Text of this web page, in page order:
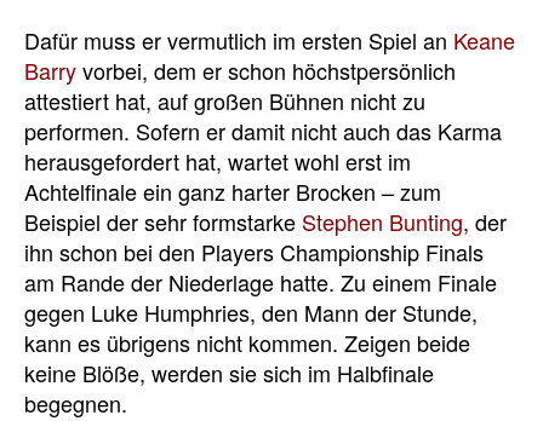
Dafür muss er vermutlich im ersten Spiel an Keane
Barryvorbei, dem er schon höchstpersönlich
attestiert hat, auf großen Bühnen nicht zu
performen. Sofern er damit nicht auch das Karma
herausgefordert hat, wartet wohl erst im
Achtelfinale ein ganz harter Brocken – zum
Beispiel der sehr formstarke Stephen Bunting, der
ihn schon bei den Players Championship Finals
am Rande der Niederlage hatte. Zu einem Finale
gegen Luke Humphries, den Mann der Stunde,
kann es übrigens nicht kommen. Zeigen beide
keine Blöße, werden sie sich im Halbfinale
begegnen.